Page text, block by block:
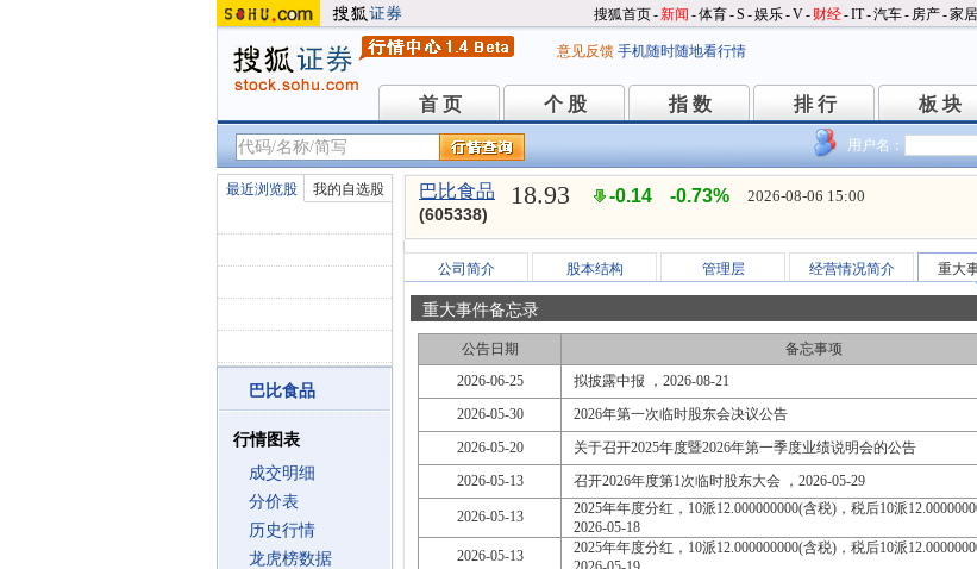
搜狐首页-新闻 -体育-S -娱乐-V- 财经-IT-汽车- 房产-家居
意见反馈 手机随时随地看行情
首 页
首 页 个 股
个 股 指 数
指 数 排 行
排 行 板 块
板 块
用户名：
最近浏览股 我的自选股
巴比食品
行情图表
成交明细
分价表
历史行情
龙虎榜数据
巴比食品
(605338)
18.93 -0.14 -0.73% 2026-08-06 15:00
公司简介 股本结构 管理层 经营情况简介 重大
重大事件备忘录
公告日期 备忘事项
2026-06-25
拟披露中报 ，2026-08-21
2026-05-30
2026年第一次临时股东会决议公告
2026-05-20
关于召开2025年度暨2026年第一季度业绩说明会的公告
2026-05-13
召开2026年度第1次临时股东大会 ，2026-05-29
2026-05-13
2025年年度分红，10派12.000000000(含税)，税后10派
2026-05-18
2026-05-13
2025年年度分红，10派12.000000000(含税)，税后10派